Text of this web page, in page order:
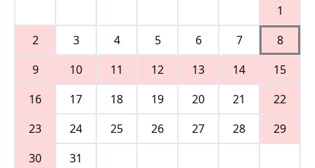
1
2
3 4 5 6 7
8
9
10 11 12 13 14
15
16
17 18 19 20 21
22
23
24 25 26 27 28
29
30
31